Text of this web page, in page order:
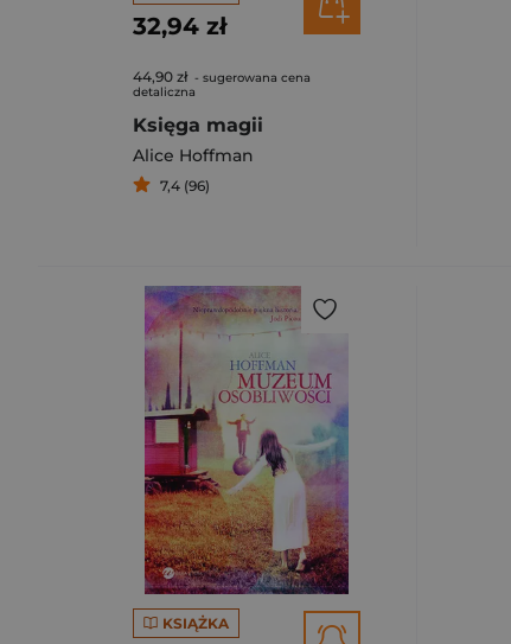
32,94 zł
44,90 zł - sugerowana cena
detaliczna
Księga magii
Alice Hoffman
7,4 (96)
KSIĄŻKA